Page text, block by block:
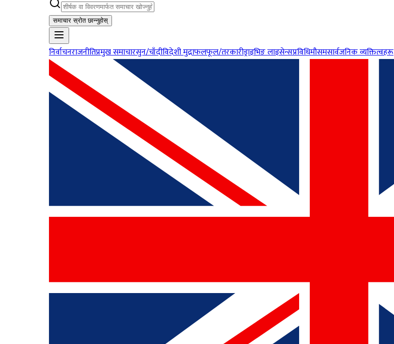
समाचार स्रोत छान्नुहोस्
निर्वाचनराजनीतिप्रमुख समाचारसुन/चाँदीविदेशी मुद्राफलफूल/तरकारीड्राइभिङ लाइसेन्सप्रविधिमौसमसार्वजनिक व्यक्तित्वहरू